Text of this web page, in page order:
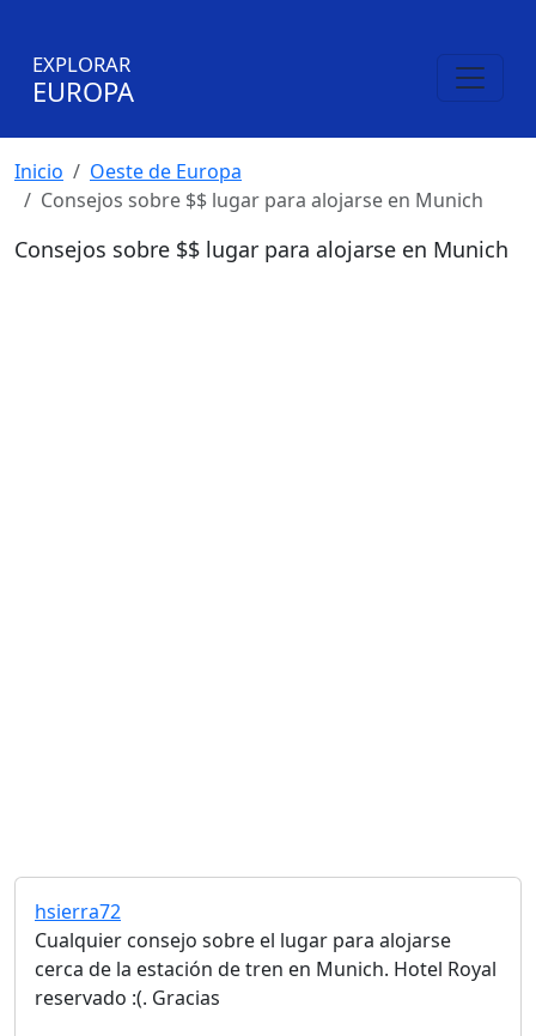
EXPLORAR
EUROPA
Inicio
Oeste de Europa
Consejos sobre $$ lugar para alojarse en Munich
Consejos sobre $$ lugar para alojarse en Munich
hsierra72
Cualquier consejo sobre el lugar para alojarse
cerca de la estación de tren en Munich. Hotel Royal
reservado :(. Gracias